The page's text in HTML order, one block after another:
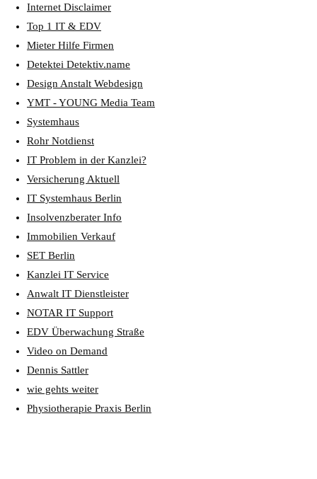
Internet Disclaimer
Top 1 IT & EDV
Mieter Hilfe Firmen
Detektei Detektiv.name
Design Anstalt Webdesign
YMT - YOUNG Media Team
Systemhaus
Rohr Notdienst
IT Problem in der Kanzlei?
Versicherung Aktuell
IT Systemhaus Berlin
Insolvenzberater Info
Immobilien Verkauf
SET Berlin
Kanzlei IT Service
Anwalt IT Dienstleister
NOTAR IT Support
EDV Überwachung Straße
Video on Demand
Dennis Sattler
wie gehts weiter
Physiotherapie Praxis Berlin